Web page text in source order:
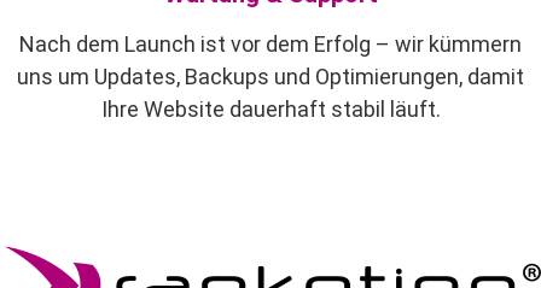
Nach dem Launch ist vor dem Erfolg – wir kümmern
uns um Updates, Backups und Optimierungen, damit
Ihre Website dauerhaft stabil läuft.